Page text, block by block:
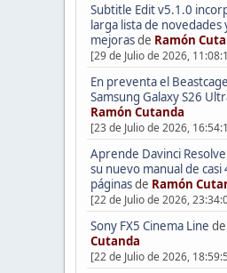
Subtitle Edit v5.1.0
larga lista de novedades
mejorasde Ramón
[29 de Julio de 2026,
En preventa el
Samsung Galaxy S26
Ramón Cutanda
[23 de Julio de 2026,
Aprende Davinci
su nuevo manual de casi
páginasde Ramón
[22 de Julio de 2026,
Sony FX5 Cinema Line de
Cutanda
[22 de Julio de 2026,